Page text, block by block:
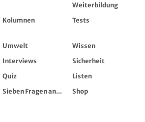
Weiterbildung
Kolumnen Tests
Umwelt
Wissen
Interviews
Sicherheit
Quiz
Listen
Sieben Fragen an...
Shop